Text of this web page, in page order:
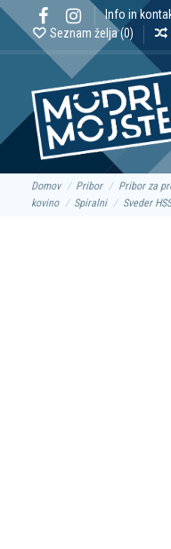
Info in
Seznam želja (0)
Domov Pribor Pribor za
kovino
Spiralni Sveder